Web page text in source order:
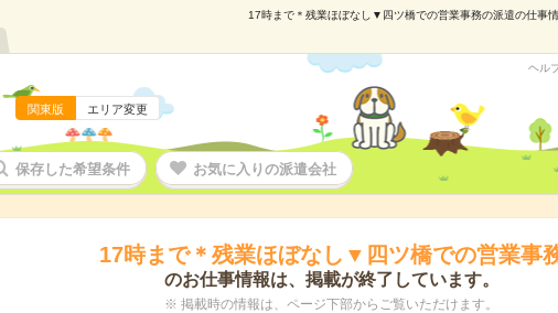
17時まで＊残業ほぼなし▼四ツ橋での営業事務の派遣の仕事
関東版 エリア変更
ヘル
保存した希望条件 お気に入りの派遣会社
17時まで＊残業ほぼなし▼四ツ橋での営業事
のお仕事情報は、掲載が終了しています。
※ 掲載時の情報は、ページ下部からご覧いただけます。